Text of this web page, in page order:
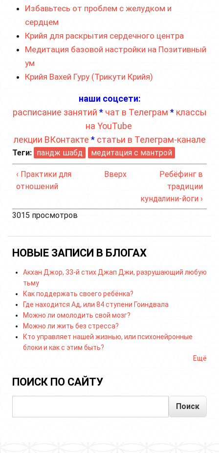
Избавьтесь от проблем с желудком и
сердцем
Крийя для раскрытия сердечного центра
Медитация базовой настройки на Позитивный
ум
Крийя Вахей Гуру (Трикути Крийя)
наши соцсети:
расписание занятий * чат в Телеграм * классы
на YouTube
лекции ВКонтакте * статьи в Телеграм-канале
Теги: пандж шабд медитация с мантрой
‹ Практики для
отношений
Вверх
Ребёфинг в
традиции
кундалини-йоги ›
3015 просмотров
НОВЫЕ ЗАПИСИ В БЛОГАХ
Акхан Джор, 33-й стих Джап Джи, разрушающий любую
тьму
Как поддержать своего ребёнка?
Где находится Ад, или 84 ступени Гоиндвала
Можно ли омолодить свой мозг?
Можно ли жить без стресса?
Кто управляет нашей жизнью, или психонейронные
блоки и как с этим быть?
Ещё
ПОИСК ПО САЙТУ